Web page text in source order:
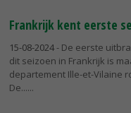
Frankrijk kent eerste
15-08-2024- De eerste
dit seizoen in Frankrijk is
departement Ille-et-Vilaine
De...